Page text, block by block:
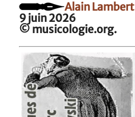
Alain Lambert
9 juin 2026
© musicologie.org.